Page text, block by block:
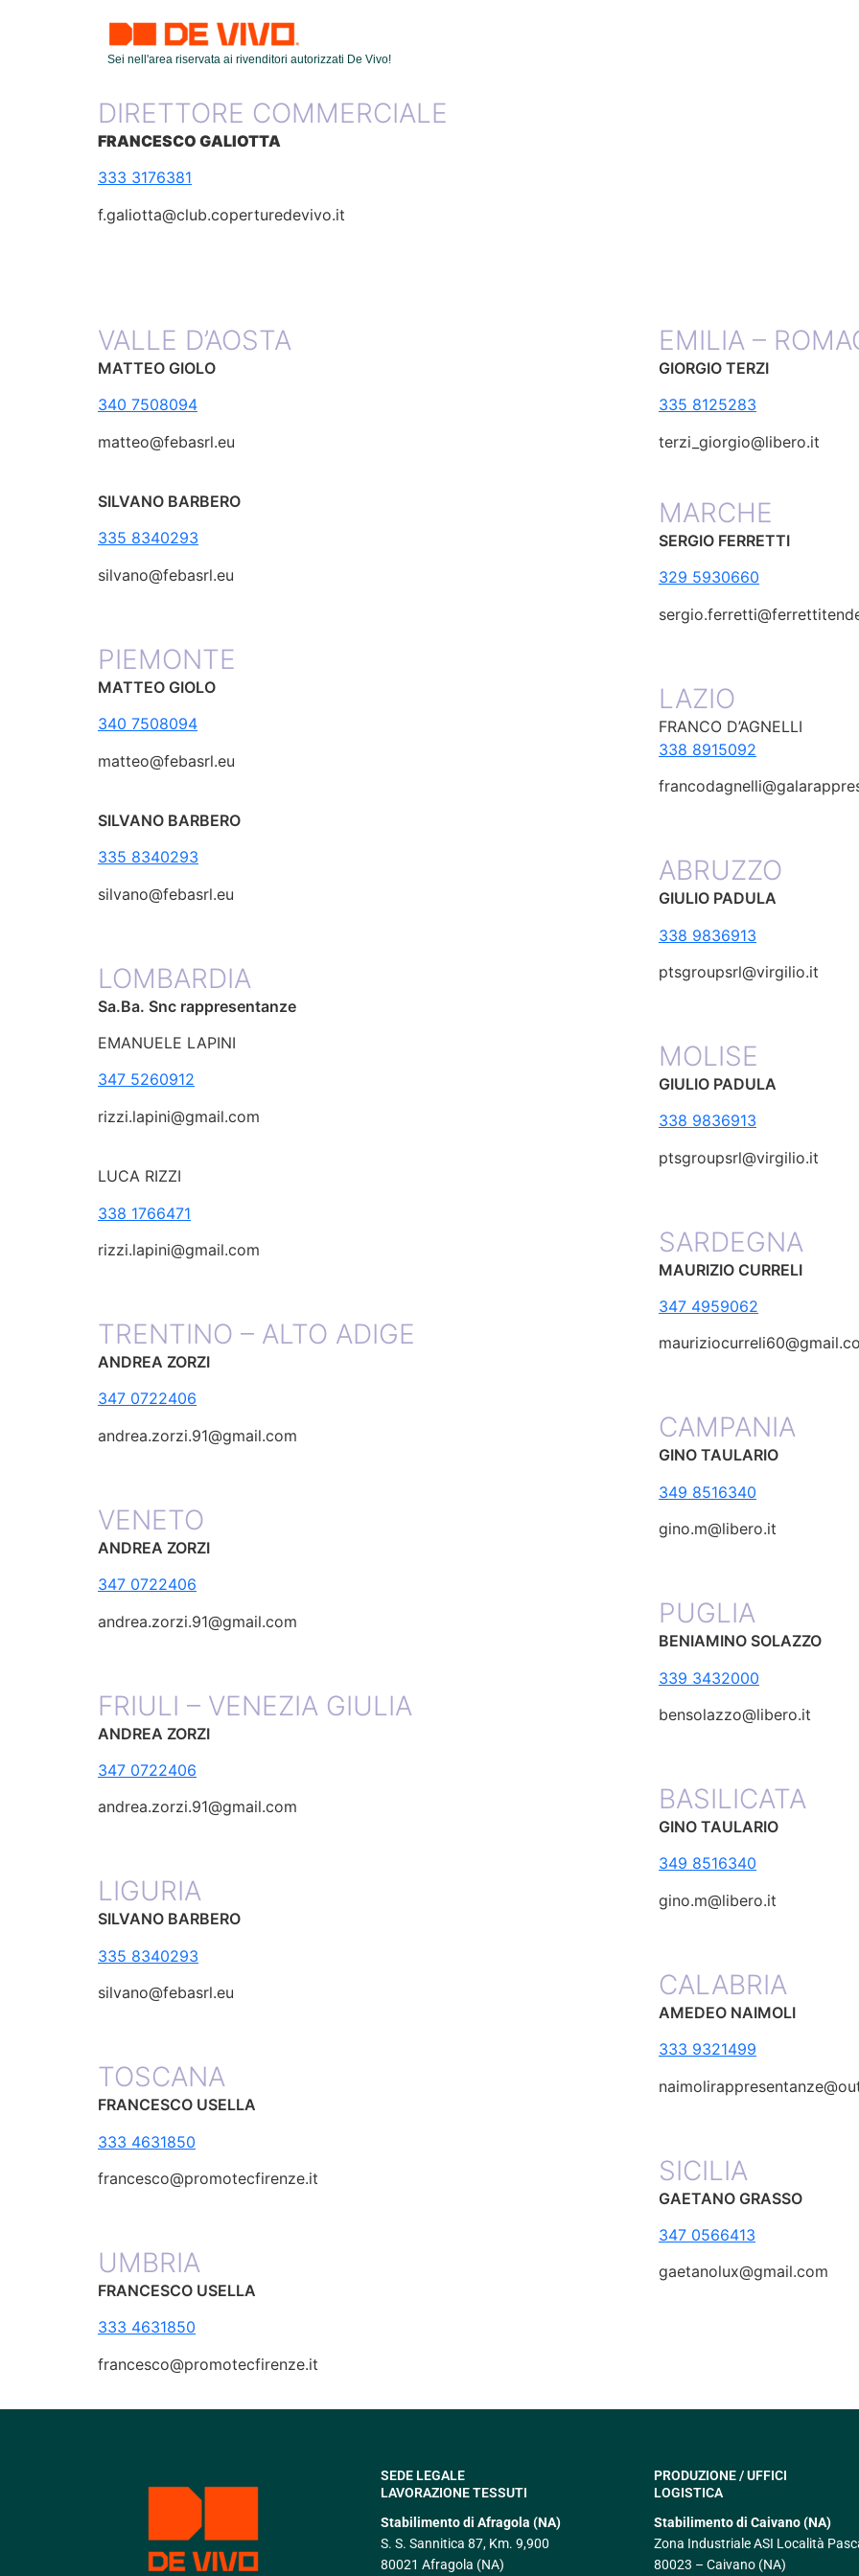
Sei nell'area riservata ai rivenditori autorizzati De Vivo!
DIRETTORE COMMERCIALE
FRANCESCO GALIOTTA
333 3176381
f.galiotta@club.coperturedevivo.it
VALLE D’AOSTA
MATTEO GIOLO
340 7508094
matteo@febasrl.eu
SILVANO BARBERO
335 8340293
silvano@febasrl.eu
PIEMONTE
MATTEO GIOLO
340 7508094
matteo@febasrl.eu
SILVANO BARBERO
335 8340293
silvano@febasrl.eu
LOMBARDIA
Sa.Ba. Snc rappresentanze
EMANUELE LAPINI
347 5260912
rizzi.lapini@gmail.com
LUCA RIZZI
338 1766471
rizzi.lapini@gmail.com
TRENTINO – ALTO ADIGE
ANDREA ZORZI
347 0722406
andrea.zorzi.91@gmail.com
VENETO
ANDREA ZORZI
347 0722406
andrea.zorzi.91@gmail.com
FRIULI – VENEZIA GIULIA
ANDREA ZORZI
347 0722406
andrea.zorzi.91@gmail.com
LIGURIA
SILVANO BARBERO
335 8340293
silvano@febasrl.eu
TOSCANA
FRANCESCO USELLA
333 4631850
francesco@promotecfirenze.it
UMBRIA
FRANCESCO USELLA
333 4631850
francesco@promotecfirenze.it
EMILIA –
GIORGIO TERZI
335 8125283
terzi_giorgio@libero.it
MARCHE
SERGIO FERRETTI
329 5930660
LAZIO
FRANCO D’AGNELLI
338 8915092
ABRUZZO
GIULIO PADULA
338 9836913
ptsgroupsrl@virgilio.it
MOLISE
GIULIO PADULA
338 9836913
ptsgroupsrl@virgilio.it
SARDEGNA
MAURIZIO CURRELI
347 4959062
CAMPANIA
GINO TAULARIO
349 8516340
gino.m@libero.it
PUGLIA
BENIAMINO SOLAZZO
339 3432000
bensolazzo@libero.it
BASILICATA
GINO TAULARIO
349 8516340
gino.m@libero.it
CALABRIA
AMEDEO NAIMOLI
333 9321499
SICILIA
GAETANO GRASSO
347 0566413
gaetanolux@gmail.com
SEDE LEGALE
LAVORAZIONE TESSUTI
Stabilimento di Afragola (NA)
S. S. Sannitica 87, Km. 9,900
80021 Afragola (NA)
PRODUZIONE / UFFICI
LOGISTICA
Stabilimento di Caivano (NA)
Zona Industriale ASI Località
80023 – Caivano (NA)